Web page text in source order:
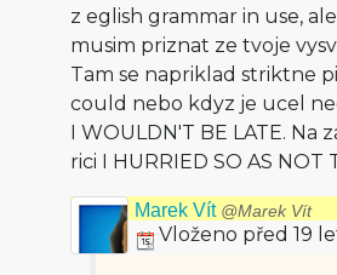
z eglish grammar in use,
musim priznat ze tvoje
Tam se napriklad striktne
could nebo kdyz je ucel
I WOULDN'T BE LATE.
rici I HURRIED SO AS NOT
Marek Vít @Marek Vít
Vloženo před 19